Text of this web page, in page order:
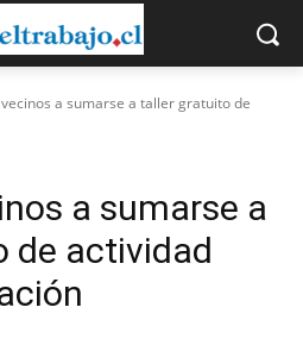
a sumarse a taller gratuito de
a sumarse a
de actividad